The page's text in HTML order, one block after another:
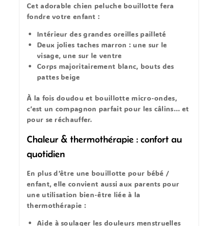
Cet adorable chien peluche bouillotte fera
fondre votre enfant :
Intérieur des grandes oreilles pailleté
Deux jolies taches marron : une sur le
visage, une sur le ventre
Corps majoritairement blanc, bouts des
pattes beige
À la fois doudou et bouillotte micro-ondes,
c’est un compagnon parfait pour les câlins… et
pour se réchauffer.
Chaleur & thermothérapie : confort au
quotidien
En plus d’être une bouillotte pour bébé /
enfant, elle convient aussi aux parents pour
une utilisation bien-être liée à la
thermothérapie :
Aide à soulager les douleurs menstruelles